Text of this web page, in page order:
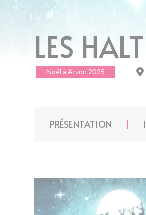
LES
Noël à Arzon 2025
PRÉSENTATION